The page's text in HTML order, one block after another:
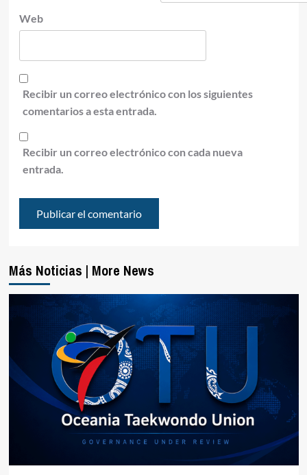
Web
Recibir un correo electrónico con los siguientes
comentarios a esta entrada.
Recibir un correo electrónico con cada nueva
entrada.
Más Noticias | More News